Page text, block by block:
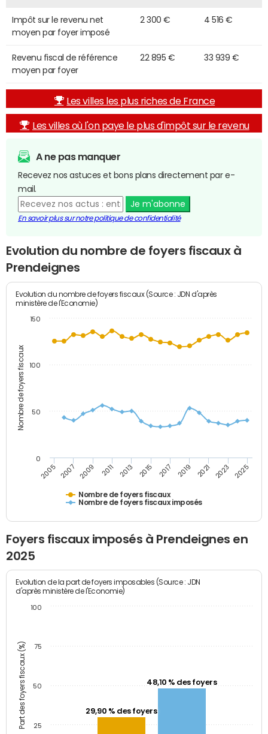
Impôt sur le revenu net
moyen par foyer imposé
2 300 € 4 516 €
Revenu fiscal de référence
moyen par foyer
22 895 € 33 939 €
Les villes les plus riches de France
Les villes où l'on paye le plus d'impôt sur le revenu
A ne pas manquer
Recevez nos astuces et bons plans directement par e-
mail.
Je m'abonne
En savoir plus sur notre politique de confidentialité
Evolution du nombre de foyers fiscaux à
Prendeignes
Nombre de foyers fiscaux
Evolution du nombre de foyers fiscaux (Source : JDN d'après
ministère de l'Economie)
Nombre de foyers fiscaux
Nombre de foyers fiscaux imposés
2005 2007 2009 2011 2013 2015 2017 2019 2021 2023 2025
0
50
100
150
Foyers fiscaux imposés à Prendeignes en
2025
Part des foyers fiscaux (%)
Evolution de la part de foyers imposables (Source : JDN
d'après ministère de l'Economie)
29,90 % des foyers
48,10 % des foyers
25
50
75
100